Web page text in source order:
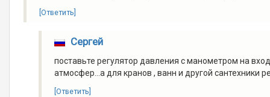
[Ответить]
Сергей
поставьте регулятор давления с манометром на
атмосфер...а для кранов , ванн и другой
[Ответить]